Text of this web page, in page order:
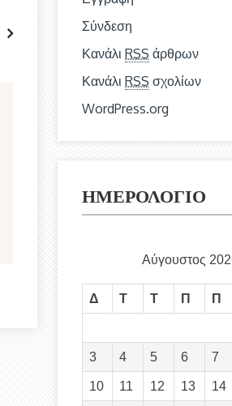
Σύνδεση
Κανάλι RSS άρθρων
Κανάλι RSS σχολίων
WordPress.org
ΗΜΕΡΟΛΟΓΙΟ
Αύγουστος
Δ Τ Τ Π Π
3 4 5 6 7
10 11 12 13 14